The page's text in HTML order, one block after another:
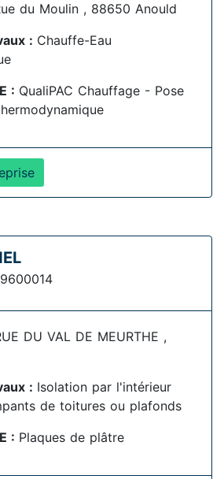
du Moulin , 88650 Anould
: Chauffe-Eau
: QualiPAC Chauffage - Pose
DU VAL DE MEURTHE ,
: Isolation par l'intérieur
de toitures ou plafonds
: Plaques de plâtre